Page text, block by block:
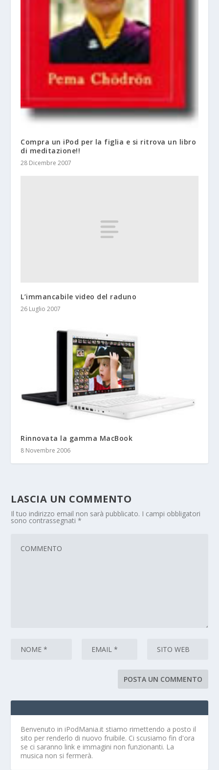
Compra un iPod per la figlia e si ritrova un libro
di meditazione!!
28 Dicembre 2007
L’immancabile video del raduno
26 Luglio 2007
Rinnovata la gamma MacBook
8 Novembre 2006
LASCIA UN COMMENTO
Il tuo indirizzo email non sarà pubblicato. I campi obbligatori
sono contrassegnati*
Benvenuto in iPodMania.it stiamo rimettendo a posto il
sito per renderlo di nuovo fruibile. Ci scusiamo fin d'ora
se ci saranno link e immagini non funzionanti. La
musica non si fermerà.